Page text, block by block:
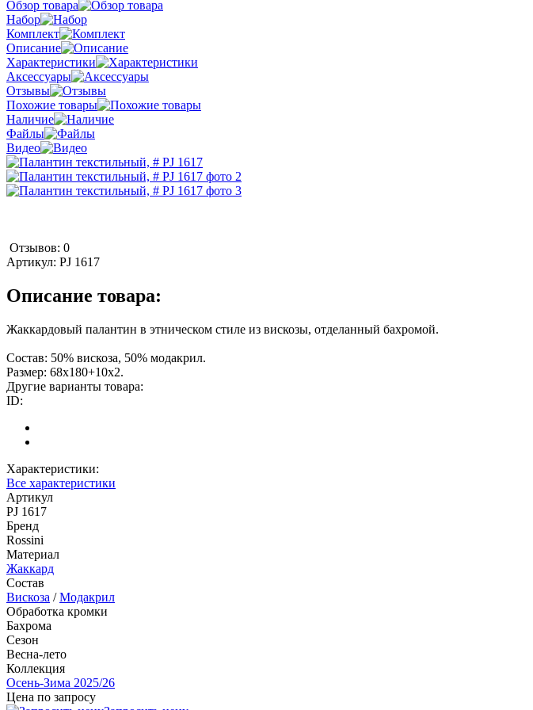
Обзор товара
Набор
Комплект
Описание
Характеристики
Аксессуары
Отзывы
Похожие товары
Наличие
Файлы
Видео
Отзывов: 0
Артикул: PJ 1617
Описание товара:
Жаккардовый палантин в этническом стиле из вискозы, отделанный бахромой.
Состав: 50% вискоза, 50% модакрил.
Размер: 68х180+10х2.
Другие варианты товара:
ID:
Характеристики:
Все характеристики
Артикул
PJ 1617
Бренд
Rossini
Материал
Жаккард
Состав
Вискоза /Модакрил
Обработка кромки
Бахрома
Сезон
Весна-лето
Коллекция
Осень-Зима 2025/26
Цена по запросу